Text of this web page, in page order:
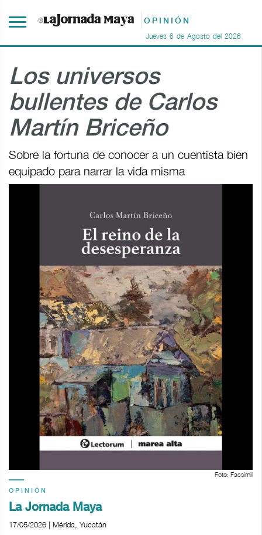
OPINIÓN
Jueves 6 de Agosto del 2026
Los universos
bullentes de Carlos
Martín Briceño
Sobre la fortuna de conocer a un cuentista bien
equipado para narrar la vida misma
Foto: Facsímil
OPINIÓN
La Jornada Maya
17/05/2026 | Mérida, Yucatán